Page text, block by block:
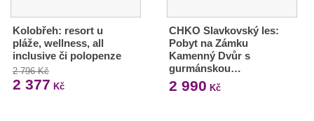
Kolobřeh: resort u
pláže, wellness, all
inclusive či polopenze
2 796 Kč
2 377 Kč
CHKO Slavkovský les:
Pobyt na Zámku
Kamenný Dvůr s
gurmánskou…
2 990 Kč